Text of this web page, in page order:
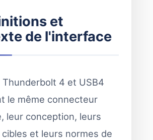
et
de l'interface
Thunderbolt 4 et USB4
le même connecteur
leur conception, leurs
et leurs normes de